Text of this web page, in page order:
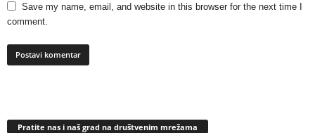
Save my name, email, and website in this browser for the next time I
comment.
Pratite nas i naš grad na društvenim mrežama